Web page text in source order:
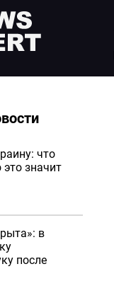
что
это значит
в
после